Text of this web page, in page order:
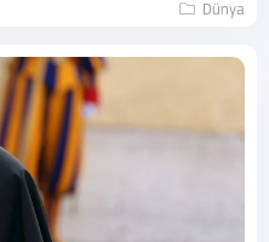
Dünya